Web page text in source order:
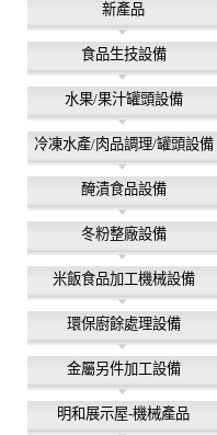
新產品
食品生技設備
水果/果汁罐頭設備
冷凍水產/肉品調理/罐頭設備
醃漬食品設備
冬粉整廠設備
米飯食品加工機械設備
環保廚餘處理設備
金屬另件加工設備
明和展示屋-機械產品